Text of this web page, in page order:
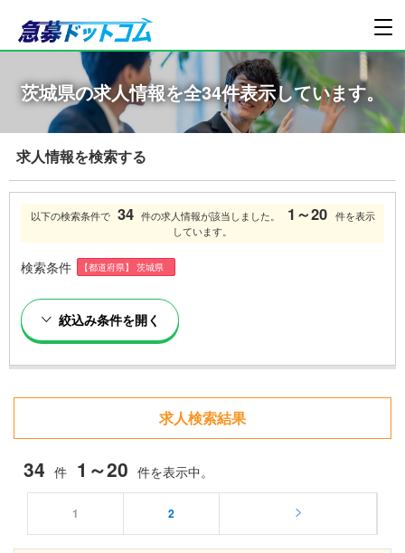
茨城県の求人情報を全34件表示しています。
求人情報を検索する
以下の検索条件で 34 件の求人情報が該当しました。 1～20 件を表示
しています。
検索条件 【都道府県】 茨城県
絞込み条件を開く
求人検索結果
34 件 1～20 件を表示中。
1 2